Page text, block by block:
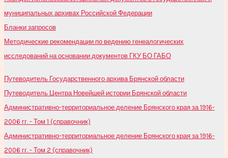
муниципальных архивах Российской Федерации
Бланки запросов
Методические рекомендации по ведению генеалогических
исследований на основании документов ГКУ БО ГАБО
Путеводитель Государственного архива Брянской области
Путеводитель Центра Новейшей истории Брянской области
Административно-территориальное деление Брянского края за 1916-
2006 гг. - Том 1 (справочник)
Административно-территориальное деление Брянского края за 1916-
2006 гг. - Том 2 (справочник)